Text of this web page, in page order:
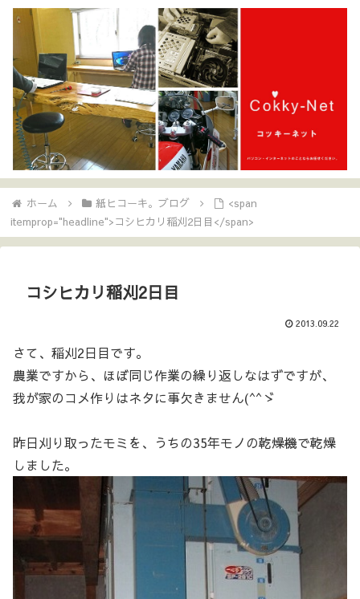
ホーム 紙ヒコーキ。ブログ
<span
itemprop="headline">コシヒカリ稲刈2日目</span>
コシヒカリ稲刈2日目
2013.09.22
さて、稲刈2日目です。
農業ですから、ほぼ同じ作業の繰り返しなはずですが、
我が家のコメ作りはネタに事欠きません(^^ゞ
昨日刈り取ったモミを、うちの35年モノの乾燥機で乾燥
しました。